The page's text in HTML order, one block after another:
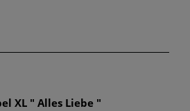
XL " Alles Liebe "